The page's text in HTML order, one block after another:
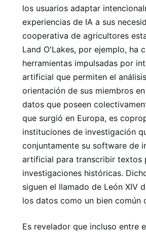
los usuarios adaptar
experiencias de IA a sus
cooperativa de agricultores
Land O'Lakes, por ejemplo, ha
herramientas impulsadas por
artificial que permiten el
orientación de sus miembros
datos que poseen
que surgió en Europa, es
instituciones de investigación
conjuntamente su software de
artificial para transcribir textos
investigaciones históricas.
siguen el llamado de León XIV
los datos como un bien común
Es revelador que incluso entre